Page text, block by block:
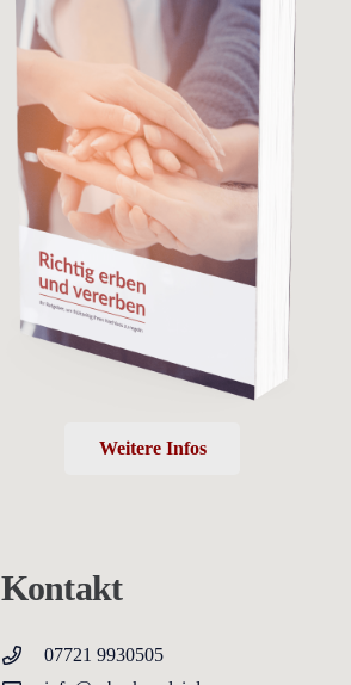
Weitere Infos
Kontakt
07721 9930505